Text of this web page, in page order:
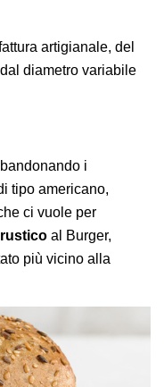
artigianale, del
diametro variabile
i
tipo americano,
ci vuole per
al Burger,
più vicino alla